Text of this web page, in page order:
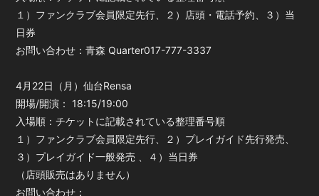
１）ファンクラブ会員限定先行、２）店頭・電話予約、３）当
日券
お問い合わせ：青森 Quarter017-777-3337
4月22日（月）仙台Rensa
開場/開演： 18:15/19:00
入場順：チケットに記載されている整理番号順
１）ファンクラブ会員限定先行、２）プレイガイド先行発売、
３）プレイガイド一般発売 、４）当日券
（店頭販売はありません）
お問い合わせ：